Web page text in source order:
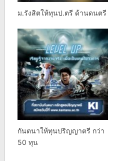
ม.รังสิตให้ทุนป.ตรี ด้านดนตรี
กันตนาให้ทุนปริญญาตรี กว่า
50 ทุน